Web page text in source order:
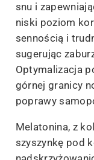
snu i
niski poziom
sennością i
sugerując
Optymalizacja
górnej granicy
poprawy
Melatonina, z
szyszynkę pod